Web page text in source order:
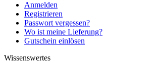
Anmelden
Registrieren
Passwort vergessen?
Wo ist meine Lieferung?
Gutschein einlösen
Wissenswertes